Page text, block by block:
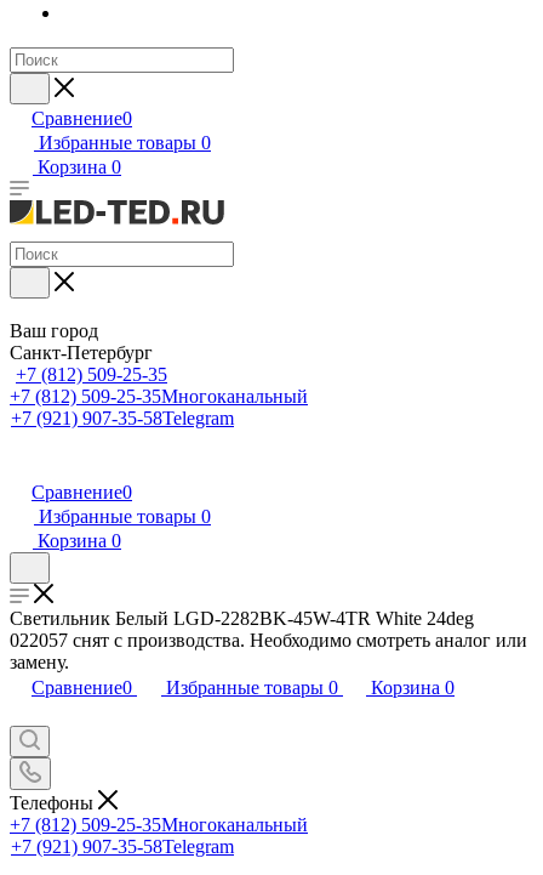
Сравнение0
Избранные товары 0
Корзина 0
Ваш город
Санкт-Петербург
+7 (812) 509-25-35
+7 (812) 509-25-35Многоканальный
+7 (921) 907-35-58Telegram
Сравнение0
Избранные товары 0
Корзина 0
Светильник Белый LGD-2282BK-45W-4TR White 24deg
022057 снят с производства. Необходимо смотреть аналог или
замену.
Сравнение0 Избранные товары 0 Корзина 0
Телефоны
+7 (812) 509-25-35Многоканальный
+7 (921) 907-35-58Telegram